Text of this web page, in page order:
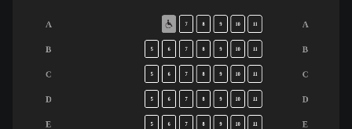
A
B
C
D
E
A
B
C
D
E
7 8 9 10 11
5 6 7 8 9 10 11
5 6 7 8 9 10 11
5 6 7 8 9 10
5 6 7 8 9 10